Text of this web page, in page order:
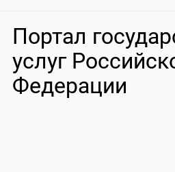
Портал
услуг
Федерации